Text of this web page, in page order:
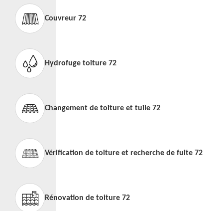
Couvreur 72
Hydrofuge toiture 72
Changement de toiture et tuile 72
Vérification de toiture et recherche de fuite 72
Rénovation de toiture 72